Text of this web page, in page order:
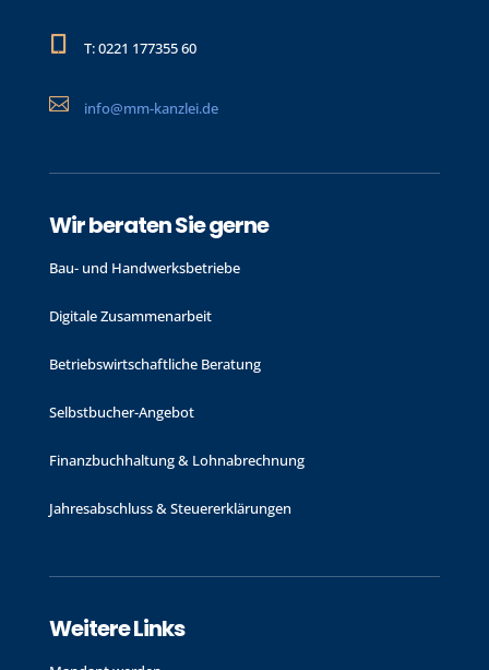
 T: 0221 177355 60
 info@mm-kanzlei.de
Wir beraten Sie gerne
Bau- und Handwerks­betriebe
Digitale Zusammenarbeit
Betriebswirtschaftliche Beratung
Selbstbucher-Angebot
Finanzbuchhaltung & Lohnabrechnung
Jahres­abschluss & Steuer­erklärungen
Weitere Links